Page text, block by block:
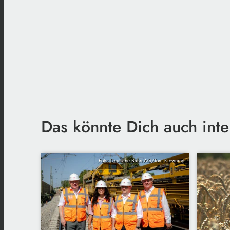
Das könnte Dich auch
Foto: Deutsche Bahn AG/Tom Kiewning